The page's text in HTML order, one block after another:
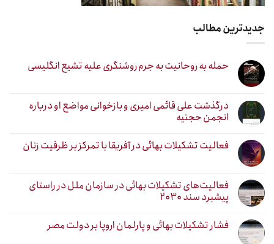
جدیدترین مطالب
حمله به روحانیت به جرم روشنگری علیه تشیع انگلیسی
درگذشت علی قائمی امیری و بازخوانی مواضع او درباره
انجمن حجتیه
فعالیت تشکیلات بهائی در آفریقا با تمرکز بر ظرفیت زنان
فعالیت‌های تشکیلات بهائی در سازمان ملل در راستای
پیشبرد سند ۲۰۳۰
فشار تشکیلات بهائی و پارلمان اروپا بر دولت مصر